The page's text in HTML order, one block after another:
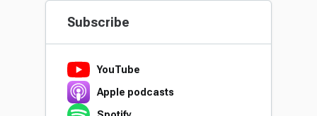
Subscribe
YouTube
Apple podcasts